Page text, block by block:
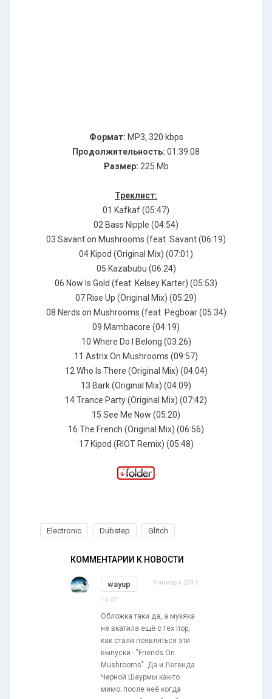
Формат: MP3, 320 kbps
Продолжительность: 01:39:08
Размер: 225 Mb
Треклист:
01 Kafkaf (05:47)
02 Bass Nipple (04:54)
03 Savant on Mushrooms (feat. Savant (06:19)
04 Kipod (Original Mix) (07:01)
05 Kazabubu (06:24)
06 Now Is Gold (feat. Kelsey Karter) (05:53)
07 Rise Up (Original Mix) (05:29)
08 Nerds on Mushrooms (feat. Pegboar (05:34)
09 Mambacore (04:19)
10 Where Do I Belong (03:26)
11 Astrix On Mushrooms (09:57)
12 Who Is There (Original Mix) (04:04)
13 Bark (Original Mix) (04:09)
14 Trance Party (Original Mix) (07:42)
15 See Me Now (05:20)
16 The French (Original Mix) (06:56)
17 Kipod (RIOT Remix) (05:48)
Electronic Dubstep Glitch
КОММЕНТАРИИ К НОВОСТИ
wayup 9 января 2015
14:07
Обложка таки да, а музяка
не вкатила ещё с тех пор,
как стали появляться эти
выпуски - "Friends On
Mushrooms". Да и Легенда
Черной Шаурмы как-то
мимо; после неё когда